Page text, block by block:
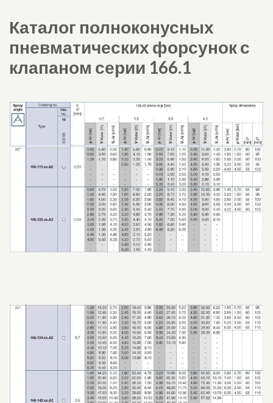
Каталог полноконусных
пневматических форсунок с
клапаном серии 166.1